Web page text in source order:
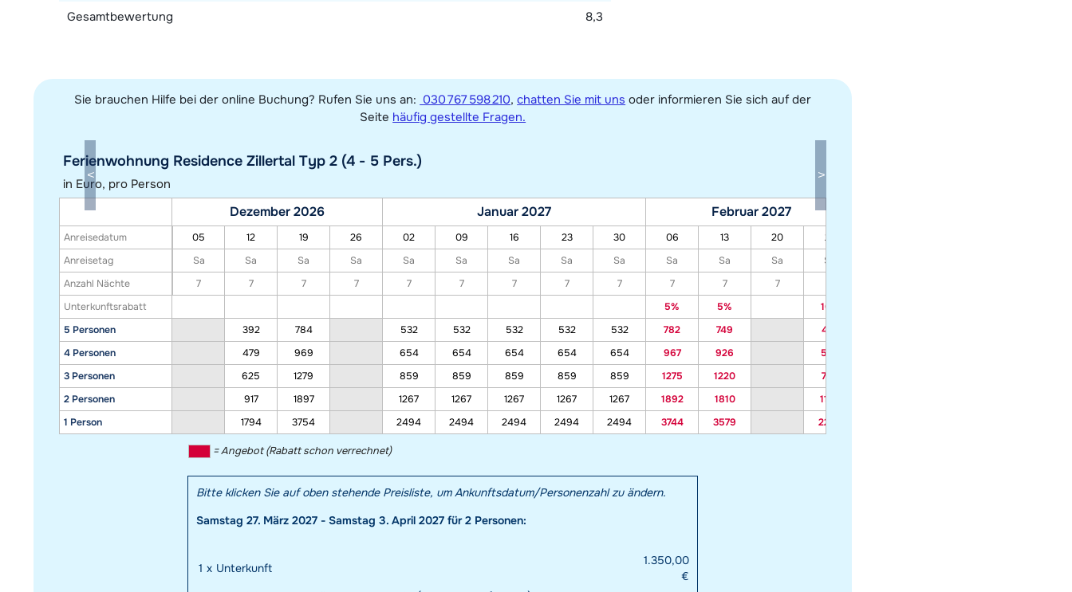
Gesamtbewertung
8,3
Sie brauchen Hilfe bei der online Buchung? Rufen Sie uns an: 030 767 598 210,chatten Sie mit uns oder informieren Sie sich auf der
Seite häufig gestellte Fragen.
Ferienwohnung Residence Zillertal Typ 2 (4 - 5 Pers.)
in Euro, pro Person
Anreisedatum
Anreisetag
Anzahl Nächte
Unterkunftsrabatt
5 Personen
4 Personen
3 Personen
2 Personen
1 Person
Dezember 2026 Januar 2027 Februar 2027
05 12 19 26 02 09 16 23 30 06 13 20 27
Sa
Sa Sa Sa Sa Sa Sa Sa Sa Sa Sa Sa Sa
7
7 7 7 7 7 7 7 7 7 7 7
5%
5% 10%
392
784 532 532 532 532 532 782 749 487
479
969 654 654 654 654 654 967 926 598
625
1279 859 859 859 859 859 1275 1220 784
917
1897 1267 1267 1267 1267 1267 1892 1810 1155
1794
3754 2494 2494 2494 2494 2494 3744 3579 2269
= Angebot (Rabatt schon verrechnet)
Bitte klicken Sie auf oben stehende Preisliste, um Ankunftsdatum/Personenzahl zu ändern.
Samstag 27. März 2027 - Samstag 3. April 2027 für 2 Personen:
1 x Unterkunft
1.350,00
€